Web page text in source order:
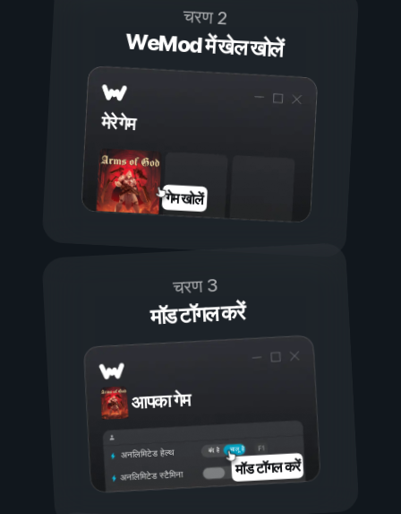
चरण 2
WeMod में खेल खोलें
मेरे गेम
गेम खोलें
चरण 3
मॉड टॉगल करें
आपका गेम
चालू है
बंद है
अनलिमिटेड हेल्थ
अनलिमिटेड स्टैमिना मॉड टॉगल करें